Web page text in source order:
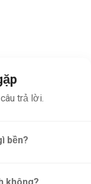
trả lời.
bền?